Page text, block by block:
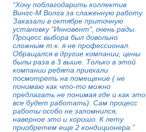
“Хочу поблагодарить коллектив
Вингс-М Волга за слаженную работу.
Заказали в октябре приточную
установку "Инновент", очень рады.
Процесс выбора был довольно
сложным т.к. я не профессионал.
Обращался в другие компании, цены
былы раза в 3 выше. Только в этой
компании ребята приехали
посмотреть на помещение ( не
понимаю как что-то можно
предлагать не понимая где и как это
все будет работать). Сам процесс
работы особо не запомнился,
наверное это и хорошо. К лету
приобретем еще 2 кондиционера.”